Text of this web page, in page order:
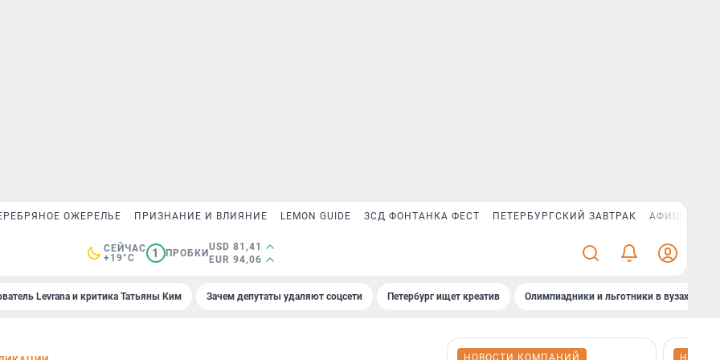
ОЖЕРЕЛЬЕ ПРИЗНАНИЕ И ВЛИЯНИЕ LEMON GUIDE ЗСД ФОНТАНКА ФЕСТ ПЕТЕРБУРГСКИЙ ЗАВТРАК АФИША PLUS
СЕЙЧАС
+19°C
1 ПРОБКИ
USD 81,41
EUR 94,06
Levrana и критика Татьяны Ким Зачем депутаты удаляют соцсети Петербург ищет креатив Олимпиадники и льготники в вузах СПб
НОВОСТИ КОМПАНИЙ